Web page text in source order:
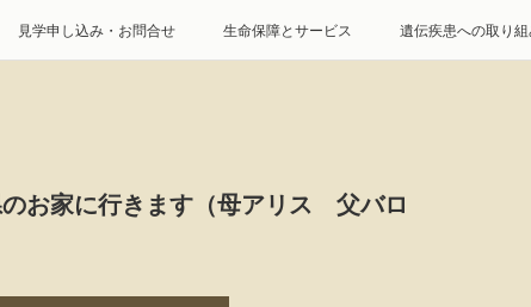
見学申し込み・お問合せ 生命保障とサービス 遺伝疾患への取り
お家に行きます（母アリス 父バロ